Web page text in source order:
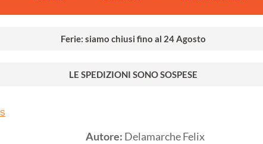
Ferie: siamo chiusi fino al 24 Agosto
LE SPEDIZIONI SONO SOSPESE
Autore: Delamarche Felix